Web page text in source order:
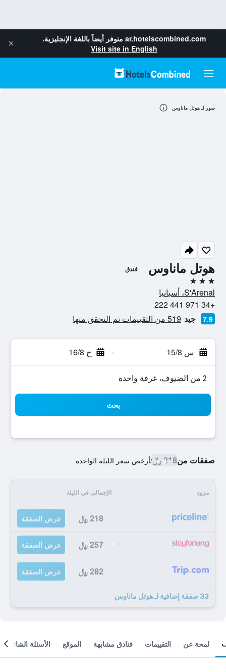
ar.hotelscombined.com متوفر أيضاً باللغة الإنجليزية.
Visit site in English
هوتل ماناوس فندق
3 نجوم
S'Arenal، أسبانيا
+34 971 441 222
7.9 جيد 519 من التقييمات تم التحقق منها
س 15/8 - ح 16/8
2 من الضيوف، غرفة واحدة
بحث
صفقات من218 ﷼ /أرخص سعر الليلة الواحدة
مزود الإجمالي في الليلة
218 ﷼ عرض الصفقة
257 ﷼ عرض الصفقة
282 ﷼ عرض الصفقة
33 صفقة إضافية لـ هوتل ماناوس
صور لـ هوتل ماناوس
لمحة عن التقييمات فنادق مشابهة الموقع الأسئلة الشائعة